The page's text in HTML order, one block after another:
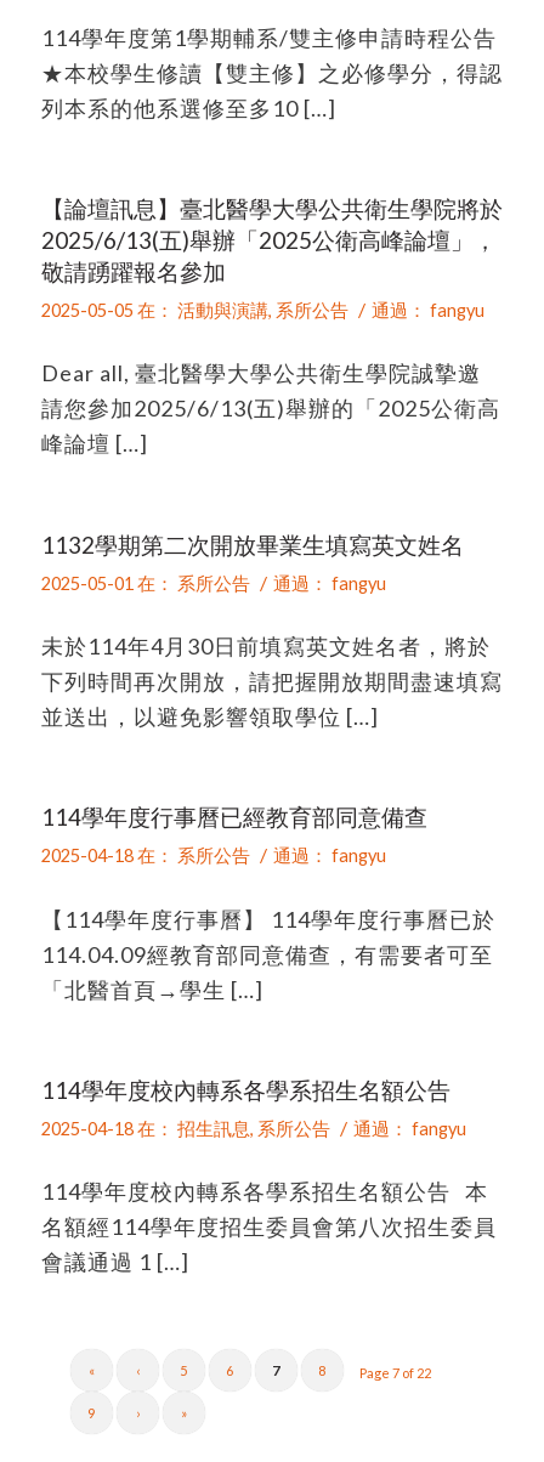
114學年度第1學期輔系/雙主修申請時程公告
★本校學生修讀【雙主修】之必修學分，得認
列本系的他系選修至多10 […]
【論壇訊息】臺北醫學大學公共衛生學院將於
2025/6/13(五)舉辦「2025公衛高峰論壇」，
敬請踴躍報名參加
2025-05-05 在： 活動與演講, 系所公告 / 通過： fangyu
Dear all, 臺北醫學大學公共衛生學院誠摯邀
請您參加2025/6/13(五)舉辦的「2025公衛高
峰論壇 […]
1132學期第二次開放畢業生填寫英文姓名
2025-05-01 在： 系所公告 / 通過： fangyu
未於114年4月30日前填寫英文姓名者，將於
下列時間再次開放，請把握開放期間盡速填寫
並送出，以避免影響領取學位 […]
114學年度行事曆已經教育部同意備查
2025-04-18 在： 系所公告 / 通過： fangyu
【114學年度行事曆】 114學年度行事曆已於
114.04.09經教育部同意備查，有需要者可至
「北醫首頁→學生 […]
114學年度校內轉系各學系招生名額公告
2025-04-18 在： 招生訊息, 系所公告 / 通過： fangyu
114學年度校內轉系各學系招生名額公告 本
名額經114學年度招生委員會第八次招生委員
會議通過 1 […]
Page 7 of 22
« ‹ 5 6 7 8
9 › »